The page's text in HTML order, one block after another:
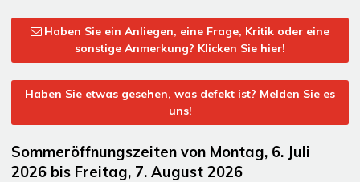
Haben Sie ein Anliegen, eine Frage, Kritik oder eine
sonstige Anmerkung? Klicken Sie hier!
Haben Sie etwas gesehen, was defekt ist? Melden Sie es
uns!
Sommeröffnungszeiten von Montag, 6. Juli
2026 bis Freitag, 7. August 2026